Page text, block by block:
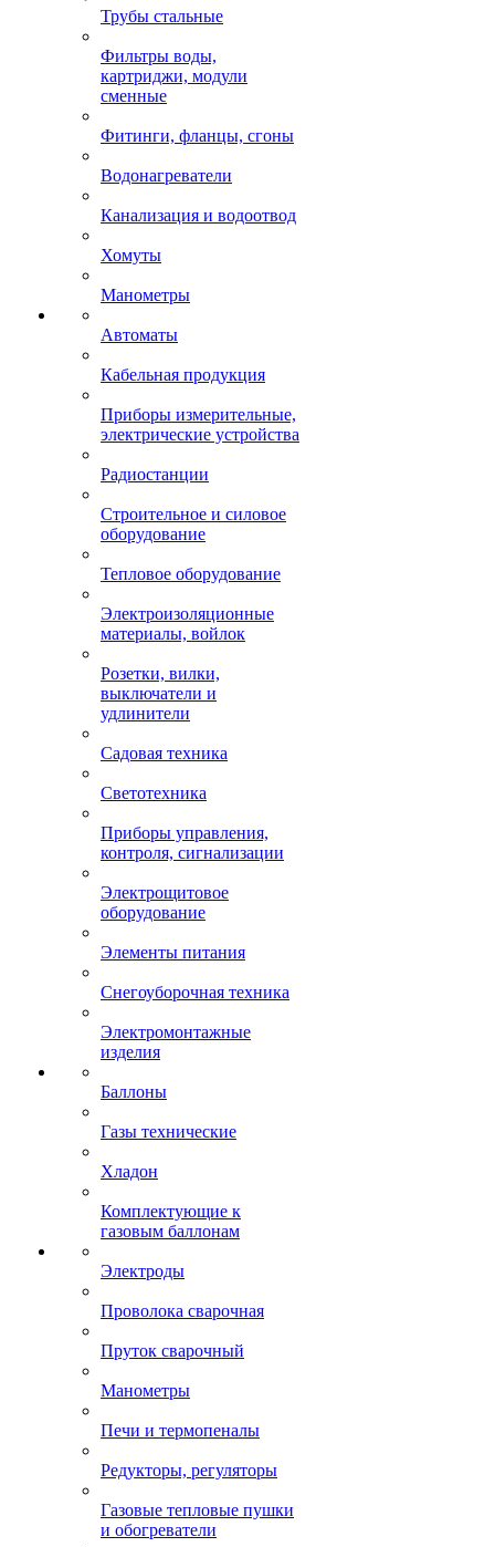
Трубы стальные
Фильтры воды,
картриджи, модули
сменные
Фитинги, фланцы, сгоны
Водонагреватели
Канализация и водоотвод
Хомуты
Манометры
Автоматы
Кабельная продукция
Приборы измерительные,
электрические устройства
Радиостанции
Строительное и силовое
оборудование
Тепловое оборудование
Электроизоляционные
материалы, войлок
Розетки, вилки,
выключатели и
удлинители
Садовая техника
Светотехника
Приборы управления,
контроля, сигнализации
Электрощитовое
оборудование
Элементы питания
Снегоуборочная техника
Электромонтажные
изделия
Баллоны
Газы технические
Хладон
Комплектующие к
газовым баллонам
Электроды
Проволока сварочная
Пруток сварочный
Манометры
Печи и термопеналы
Редукторы, регуляторы
Газовые тепловые пушки
и обогреватели